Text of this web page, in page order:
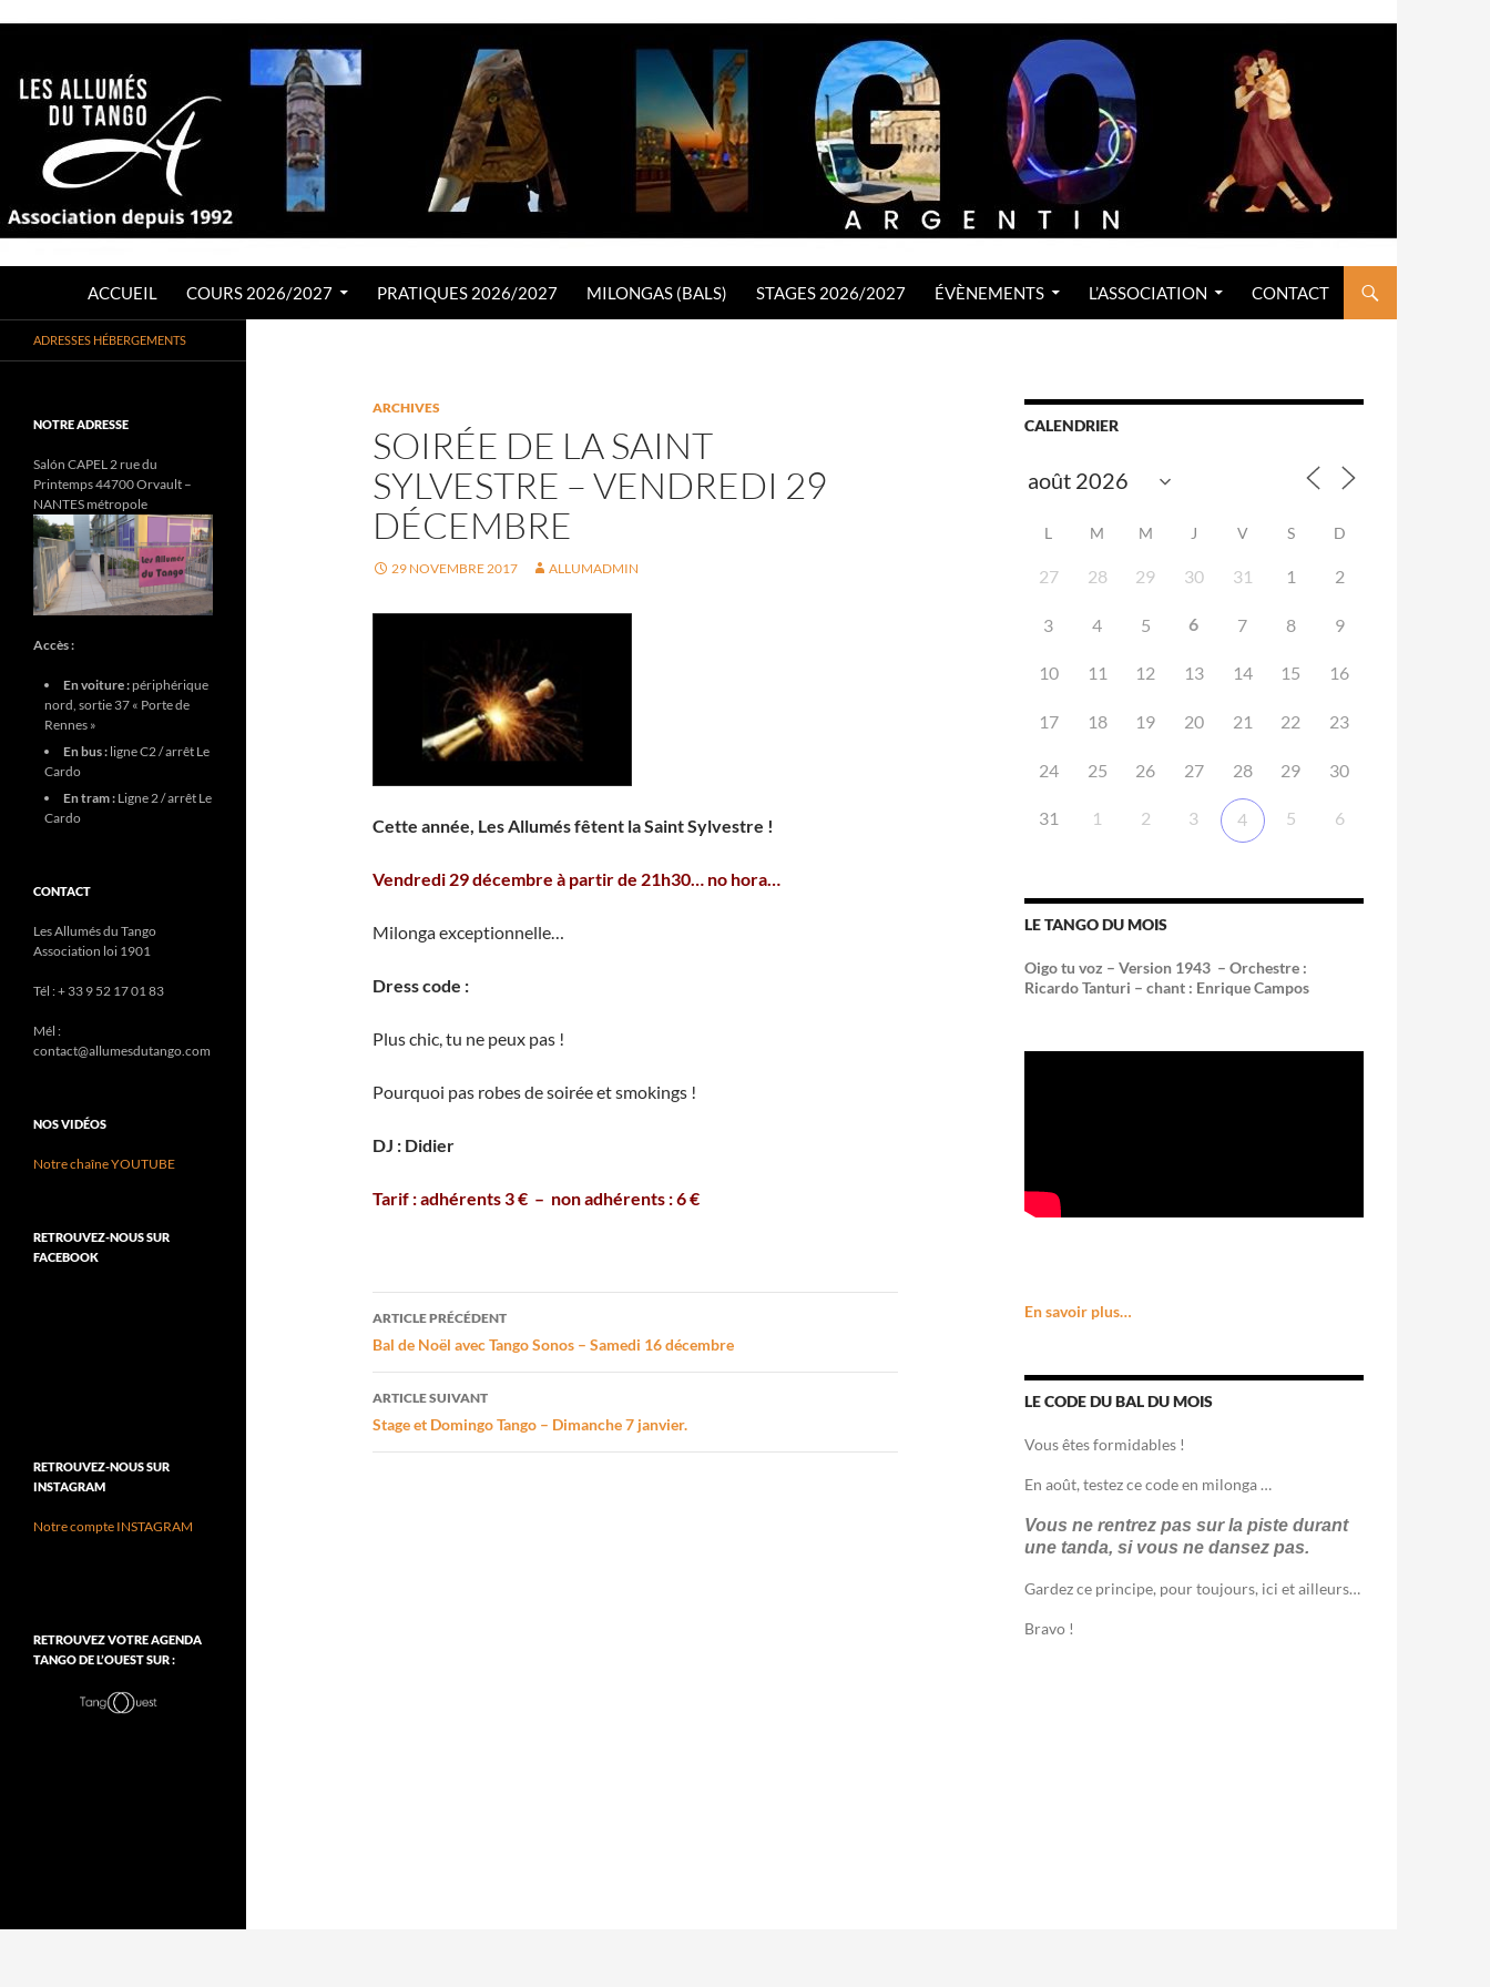
LES ALLUMÉS DU TANGO
ACCUEIL COURS 2026/2027 PRATIQUES 2026/2027 MILONGAS (BALS) STAGES 2026/2027 ÉVÈNEMENTS L’ASSOCIATION CONTACT
ARCHIVES
SOIRÉE DE LA SAINT
SYLVESTRE – VENDREDI 29
DÉCEMBRE
29 NOVEMBRE 2017 ALLUMADMIN
Cette année, Les Allumés fêtent la Saint Sylvestre !
Vendredi 29 décembre à partir de 21h30… no hora…
Milonga exceptionnelle…
Dress code :
Plus chic, tu ne peux pas !
Pourquoi pas robes de soirée et smokings !
DJ : Didier
Tarif : adhérents 3 € – non adhérents : 6 €
Navigation
des
articles
ARTICLE PRÉCÉDENT
Bal de Noël avec Tango Sonos – Samedi 16 décembre
ARTICLE SUIVANT
Stage et Domingo Tango – Dimanche 7 janvier.
CALENDRIER
L M M J V S D
27 28 29 30 31 1 2
3 4 5 6 7 8 9
10 11 12 13 14 15 16
17 18 19 20 21 22 23
24 25 26 27 28 29 30
31 1 2 3 4 5 6
LE TANGO DU MOIS
Oigo tu voz – Version 1943 – Orchestre :
Ricardo Tanturi – chant : Enrique Campos
En savoir plus…
LE CODE DU BAL DU MOIS
Vous êtes formidables !
En août, testez ce code en milonga …
Vous ne rentrez pas sur la piste durant
une tanda, si vous ne dansez pas.
Gardez ce principe, pour toujours, ici et ailleurs…
Bravo !
Association de Tango Argentin
depuis 1992
ADRESSES HÉBERGEMENTS
NOTRE ADRESSE
Salón CAPEL 2 rue du
Printemps 44700 Orvault –
NANTES métropole
Accès :
En voiture : périphérique
nord, sortie 37 « Porte de
Rennes »
En bus : ligne C2 / arrêt Le
Cardo
En tram : Ligne 2 / arrêt Le
Cardo
CONTACT
Les Allumés du Tango
Association loi 1901
Tél : + 33 9 52 17 01 83
Mél :
contact@allumesdutango.com
NOS VIDÉOS
Notre chaîne YOUTUBE
RETROUVEZ-NOUS SUR
FACEBOOK
RETROUVEZ-NOUS SUR
INSTAGRAM
Notre compte INSTAGRAM
RETROUVEZ VOTRE AGENDA
TANGO DE L’OUEST SUR :